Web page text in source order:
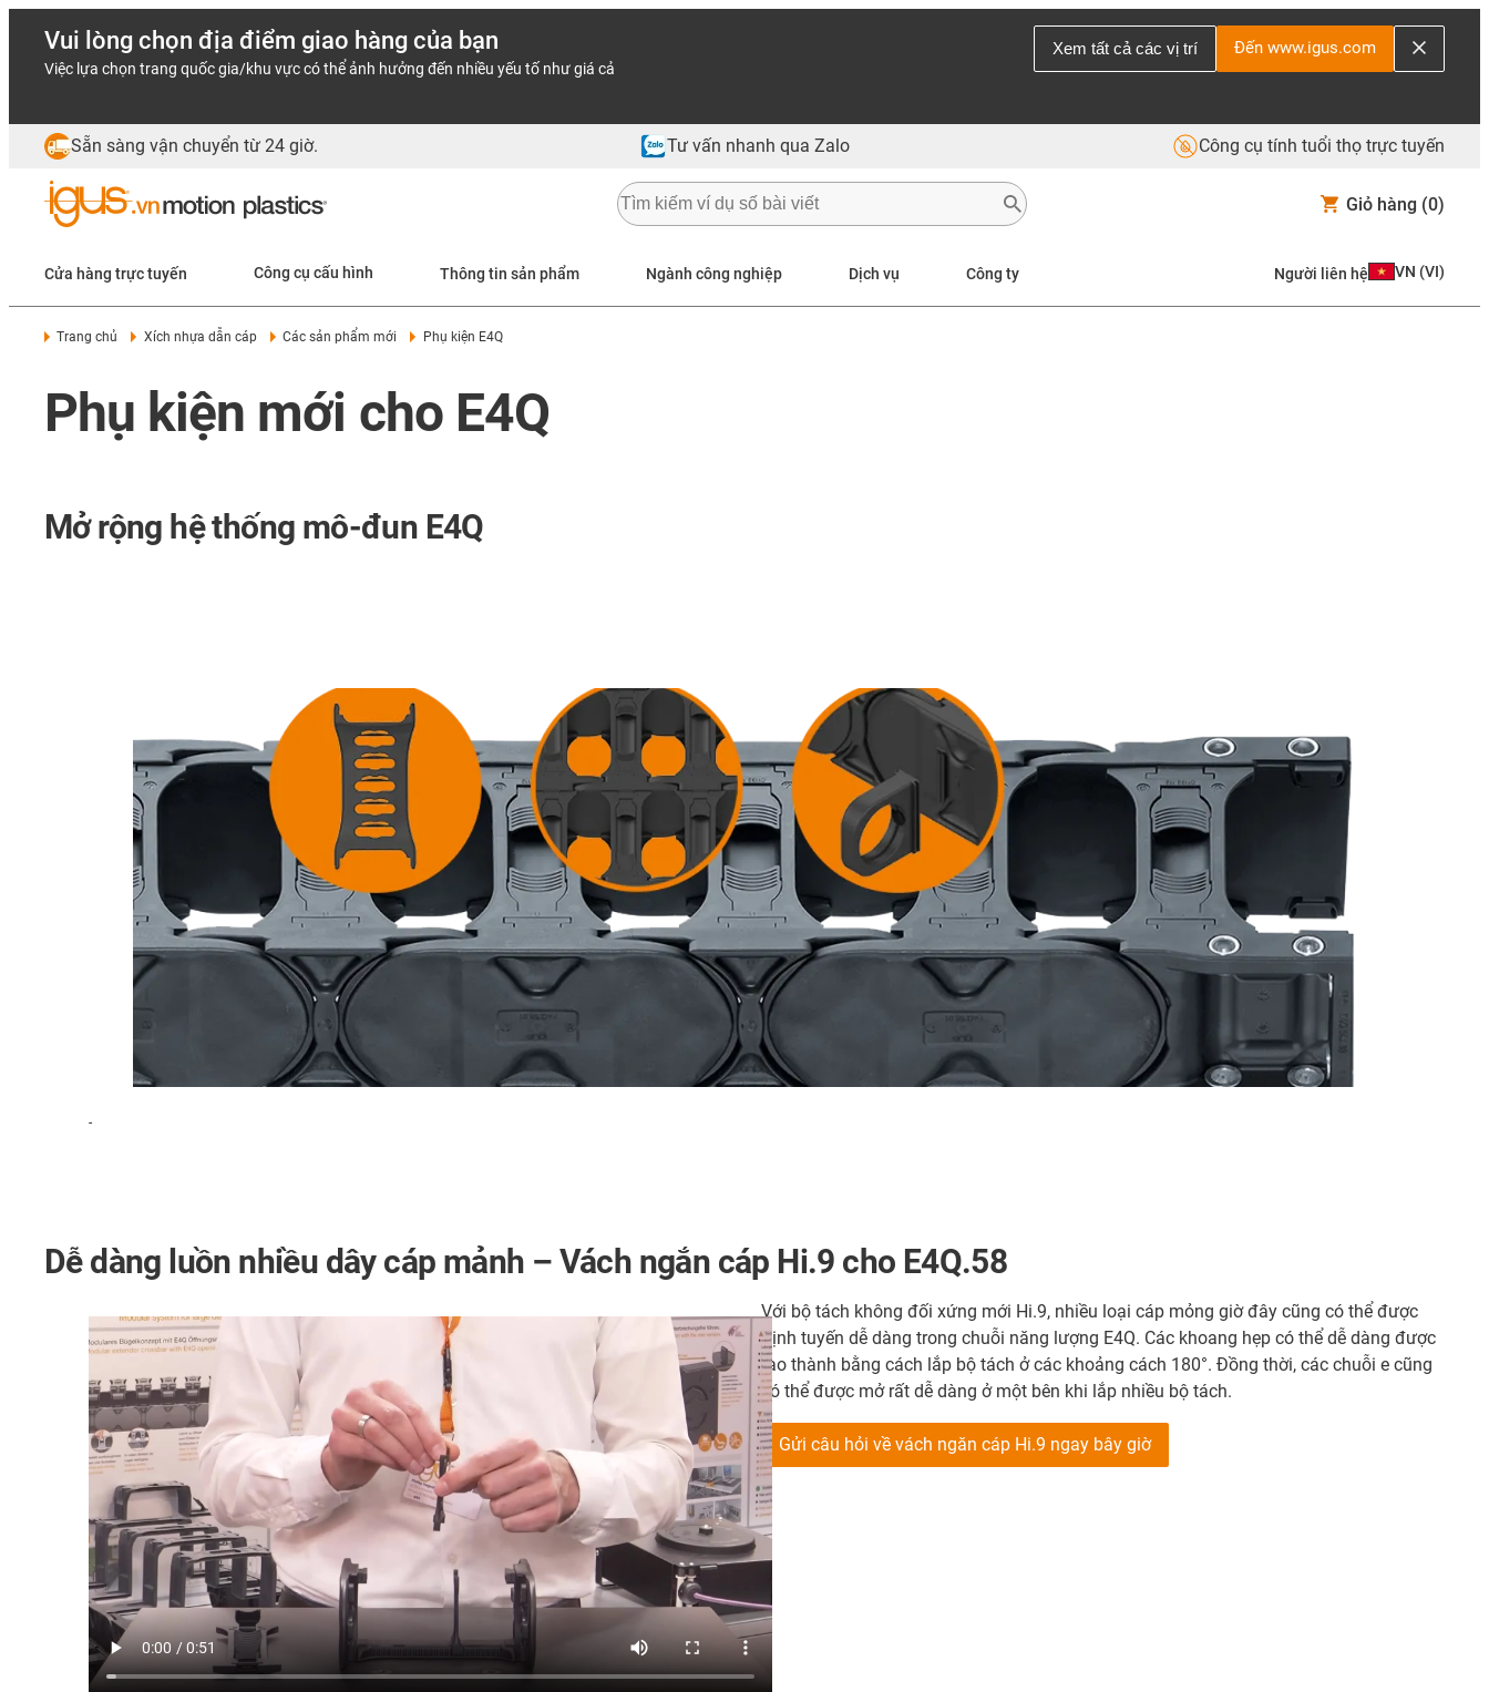
Vui lòng chọn địa điểm giao hàng của bạn
Việc lựa chọn trang quốc gia/khu vực có thể ảnh hưởng đến nhiều yếu tố như giá cả
Xem tất cả các vị trí Đến www.igus.com
Sẵn sàng vận chuyển từ 24 giờ. Tư vấn nhanh qua Zalo Công cụ tính tuổi thọ trực tuyến
Giỏ hàng (0)
Cửa hàng trực tuyến Công cụ cấu hình Thông tin sản phẩm Ngành công nghiệp Dịch vụ Công ty Người liên hệ VN (VI)
Trang chủ Xích nhựa dẫn cáp Các sản phẩm mới Phụ kiện E4Q
Phụ kiện mới cho E4Q
Mở rộng hệ thống mô-đun E4Q
-
Dễ dàng luồn nhiều dây cáp mảnh – Vách ngắn cáp Hi.9 cho E4Q.58
Với bộ tách không đối xứng mới Hi.9, nhiều loại cáp mỏng giờ đây cũng có thể được
định tuyến dễ dàng trong chuỗi năng lượng E4Q. Các khoang hẹp có thể dễ dàng được
tạo thành bằng cách lắp bộ tách ở các khoảng cách 180°. Đồng thời, các chuỗi e cũng
có thể được mở rất dễ dàng ở một bên khi lắp nhiều bộ tách.
Gửi câu hỏi về vách ngăn cáp Hi.9 ngay bây giờ